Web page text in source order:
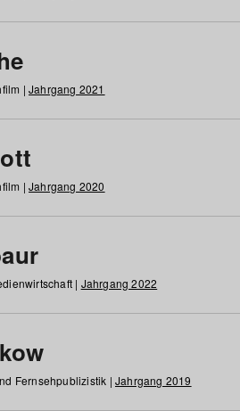
| Jahrgang 2021
| Jahrgang 2020
| Jahrgang 2022
Fernsehpublizistik | Jahrgang 2019